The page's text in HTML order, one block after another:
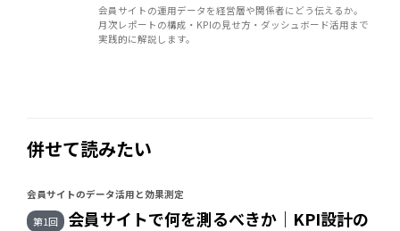
会員サイトの運用データを経営層や関係者にどう伝えるか。
月次レポートの構成・KPIの見せ方・ダッシュボード活用まで
実践的に解説します。
併せて読みたい
会員サイトのデータ活用と効果測定
第1回
会員サイトで何を測るべきか｜KPI設計の